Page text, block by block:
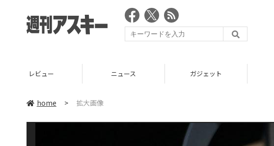
レビュー ニュース ガジェット
home > 拡大画像